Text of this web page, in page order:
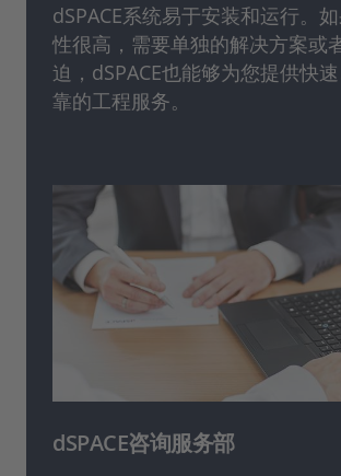
dSPACE系统易于安装和运行。
性很高，需要单独的解决方案或
迫，dSPACE也能够为您提供快
靠的工程服务。
dSPACE咨询服务部